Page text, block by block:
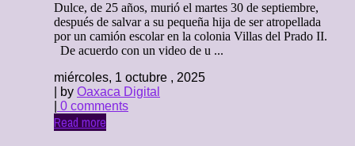
Dulce, de 25 años, murió el martes 30 de septiembre,
después de salvar a su pequeña hija de ser atropellada
por un camión escolar en la colonia Villas del Prado II.
De acuerdo con un video de u ...
miércoles, 1 octubre , 2025
| by Oaxaca Digital
0 comments
Read more